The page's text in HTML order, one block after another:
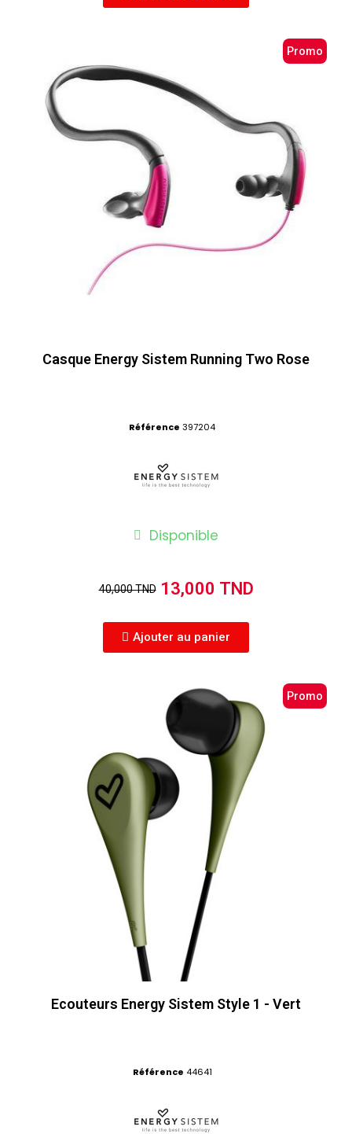
Promo
Casque Energy Sistem Running Two Rose
Référence 397204
Disponible
40,000 TND 13,000 TND
Ajouter au panier
Promo
Ecouteurs Energy Sistem Style 1 - Vert
Référence 44641